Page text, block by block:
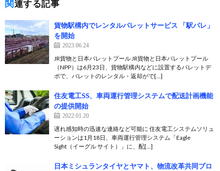
関連する記事
貨物駅構内でレンタルパレットサービス 「駅パレ」
を開始
2023.06.24
JR貨物と日本パレットプール JR貨物と日本パレットプール
（NPP）は6月23日、貨物駅構内などに設置するパレットデ
ポで、パレットのレンタル・返却がで[…]
住友電工SS、車両運行管理システムで配送計画機能
の提供開始
2022.01.20
遅れ感知時の迅速な連絡など可能に 住友電工システムソリュ
ーションは1月18日、車両運行管理システム「Eagle
Sight（イーグル サイト）」に、配[…]
日本ミシュランタイヤとヤマト、物流改革共同プロ